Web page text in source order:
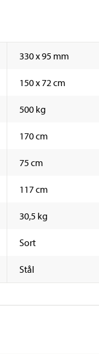
330 x 95 mm
150 x 72 cm
500 kg
170 cm
75 cm
117 cm
30,5 kg
Sort
Stål